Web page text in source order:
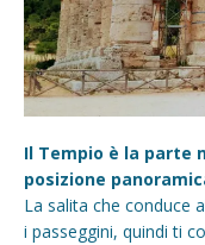
Il Tempio è la parte
posizione
La salita che conduce
i passeggini, quindi ti